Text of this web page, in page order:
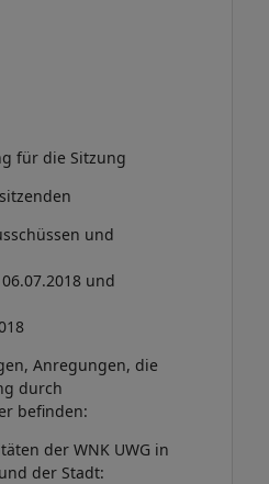
für die Sitzung
und
und
Anregungen, die
durch
befinden:
der WNK UWG in
der Stadt: